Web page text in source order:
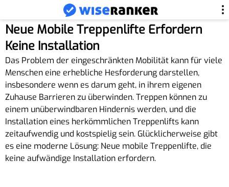
Neue Mobile Treppenlifte Erfordern
Keine Installation
Das Problem der eingeschränkten Mobilität kann für viele
Menschen eine erhebliche Hesforderung darstellen,
insbesondere wenn es darum geht, in ihrem eigenen
Zuhause Barrieren zu überwinden. Treppen können zu
einem unüberwindbaren Hindernis werden, und die
Installation eines herkömmlichen Treppenlifts kann
zeitaufwendig und kostspielig sein. Glücklicherweise gibt
es eine moderne Lösung: Neue mobile Treppenlifte, die
keine aufwändige Installation erfordern.